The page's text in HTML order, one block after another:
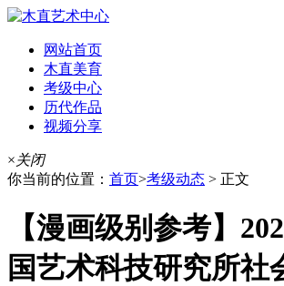
网站首页
木直美育
考级中心
历代作品
视频分享
×关闭
你当前的位置： 首页>考级动态 > 正文
【漫画级别参考】
国艺术科技研究所社